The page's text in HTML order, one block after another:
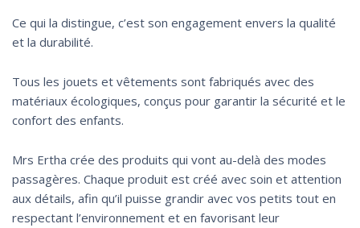
Ce qui la distingue, c’est son engagement envers la qualité
et la durabilité.
Tous les jouets et vêtements sont fabriqués avec des
matériaux écologiques, conçus pour garantir la sécurité et le
confort des enfants.
Mrs Ertha crée des produits qui vont au-delà des modes
passagères. Chaque produit est créé avec soin et attention
aux détails, afin qu’il puisse grandir avec vos petits tout en
respectant l’environnement et en favorisant leur